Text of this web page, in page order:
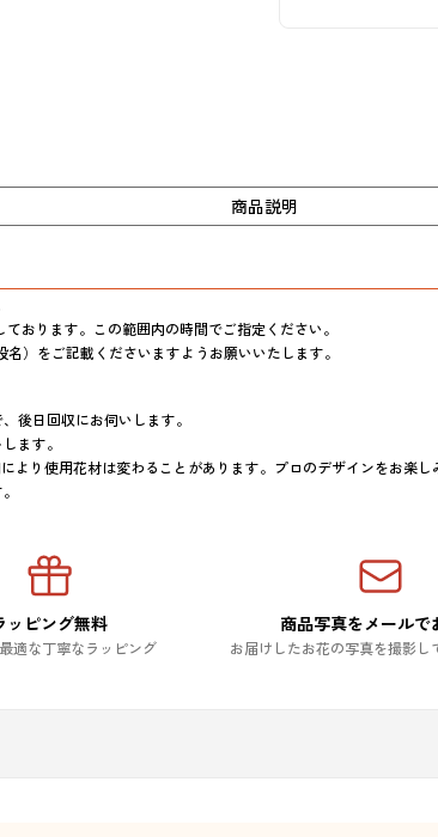
商品説明
おります。この範囲内の時間でご指定ください。
）をご記載くださいますようお願いいたします。
後日回収にお伺いします。
ます。
より使用花材は変わることがあります。プロのデザインをお楽し
ッピング無料
適な丁寧なラッピング
商品写真をメールで
お届けしたお花の写真を撮影し